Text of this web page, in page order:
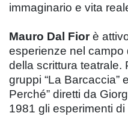
immaginario e vita
Mauro Dal Fiorè
esperienze nel campo
della scrittura teatrale.
gruppi “La Barcaccia”
Perché” diretti da
1981 gli esperimenti